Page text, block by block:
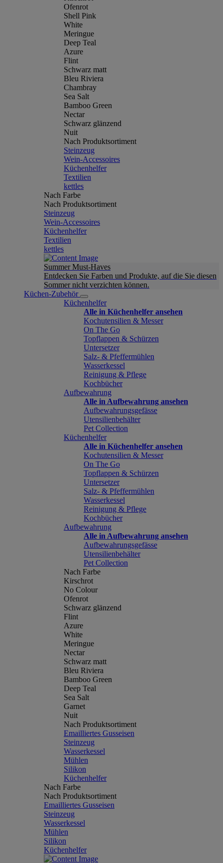
Ofenrot
Shell Pink
White
Meringue
Deep Teal
Azure
Flint
Schwarz matt
Bleu Riviera
Chambray
Sea Salt
Bamboo Green
Nectar
Schwarz glänzend
Nuit
Nach Produktsortiment
Steinzeug
Wein-Accessoires
Küchenhelfer
Textilien
kettles
Nach Farbe
Nach Produktsortiment
Steinzeug
Wein-Accessoires
Küchenhelfer
Textilien
kettles
Summer Must-Haves
Entdecken Sie Farben und Produkte, auf die Sie diesen
Sommer nicht verzichten können.
Küchen-Zubehör
Küchenhelfer
Alle in Küchenhelfer ansehen
Kochutensilien & Messer
On The Go
Topflappen & Schürzen
Untersetzer
Salz- & Pfeffermühlen
Wasserkessel
Reinigung & Pflege
Kochbücher
Aufbewahrung
Alle in Aufbewahrung ansehen
Aufbewahrungsgefässe
Utensilienbehälter
Pet Collection
Küchenhelfer
Alle in Küchenhelfer ansehen
Kochutensilien & Messer
On The Go
Topflappen & Schürzen
Untersetzer
Salz- & Pfeffermühlen
Wasserkessel
Reinigung & Pflege
Kochbücher
Aufbewahrung
Alle in Aufbewahrung ansehen
Aufbewahrungsgefässe
Utensilienbehälter
Pet Collection
Nach Farbe
Kirschrot
No Colour
Ofenrot
Schwarz glänzend
Flint
Azure
White
Meringue
Nectar
Schwarz matt
Bleu Riviera
Bamboo Green
Deep Teal
Sea Salt
Garnet
Nuit
Nach Produktsortiment
Emailliertes Gusseisen
Steinzeug
Wasserkessel
Mühlen
Silikon
Küchenhelfer
Nach Farbe
Nach Produktsortiment
Emailliertes Gusseisen
Steinzeug
Wasserkessel
Mühlen
Silikon
Küchenhelfer